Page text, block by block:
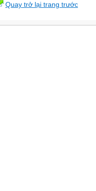
Quay trở lại trang trước